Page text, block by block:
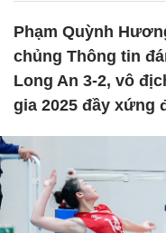
Phạm Quỳnh
chủng Thông tin
Long An 3-2, vô
gia 2025 đầy xứng